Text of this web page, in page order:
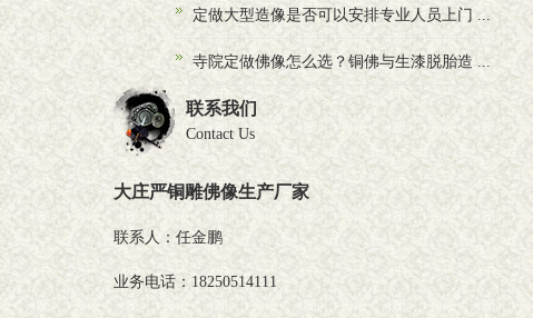
定做大型造像是否可以安排专业人员上门 ...
寺院定做佛像怎么选？铜佛与生漆脱胎造 ...
联系我们
Contact Us
大庄严铜雕佛像生产厂家
联系人：任金鹏
业务电话：18250514111